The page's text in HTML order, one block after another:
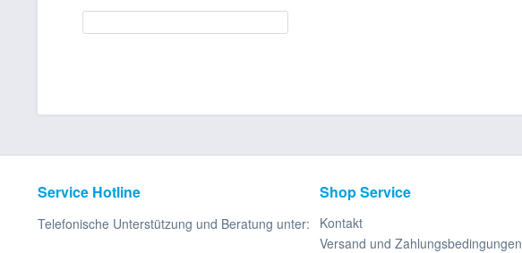
Service Hotline
Telefonische Unterstützung und Beratung unter:
Shop Service
Kontakt
Versand und Zahlungsbedingungen